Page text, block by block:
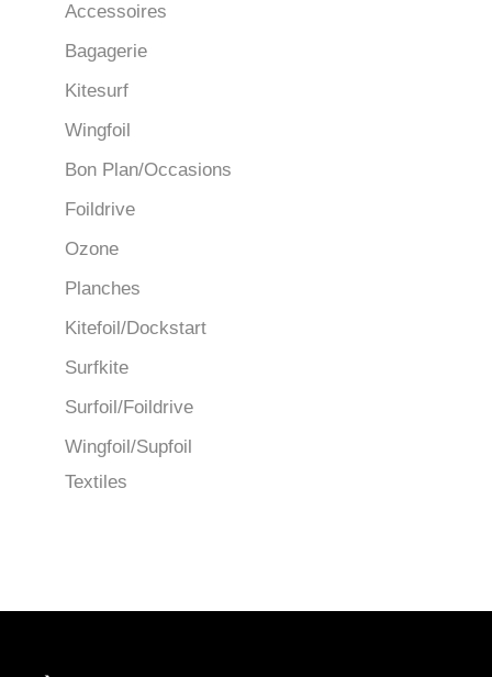
Accessoires
Bagagerie
Kitesurf
Wingfoil
Bon Plan/Occasions
Foildrive
Ozone
Planches
Kitefoil/Dockstart
Surfkite
Surfoil/Foildrive
Wingfoil/Supfoil
Textiles